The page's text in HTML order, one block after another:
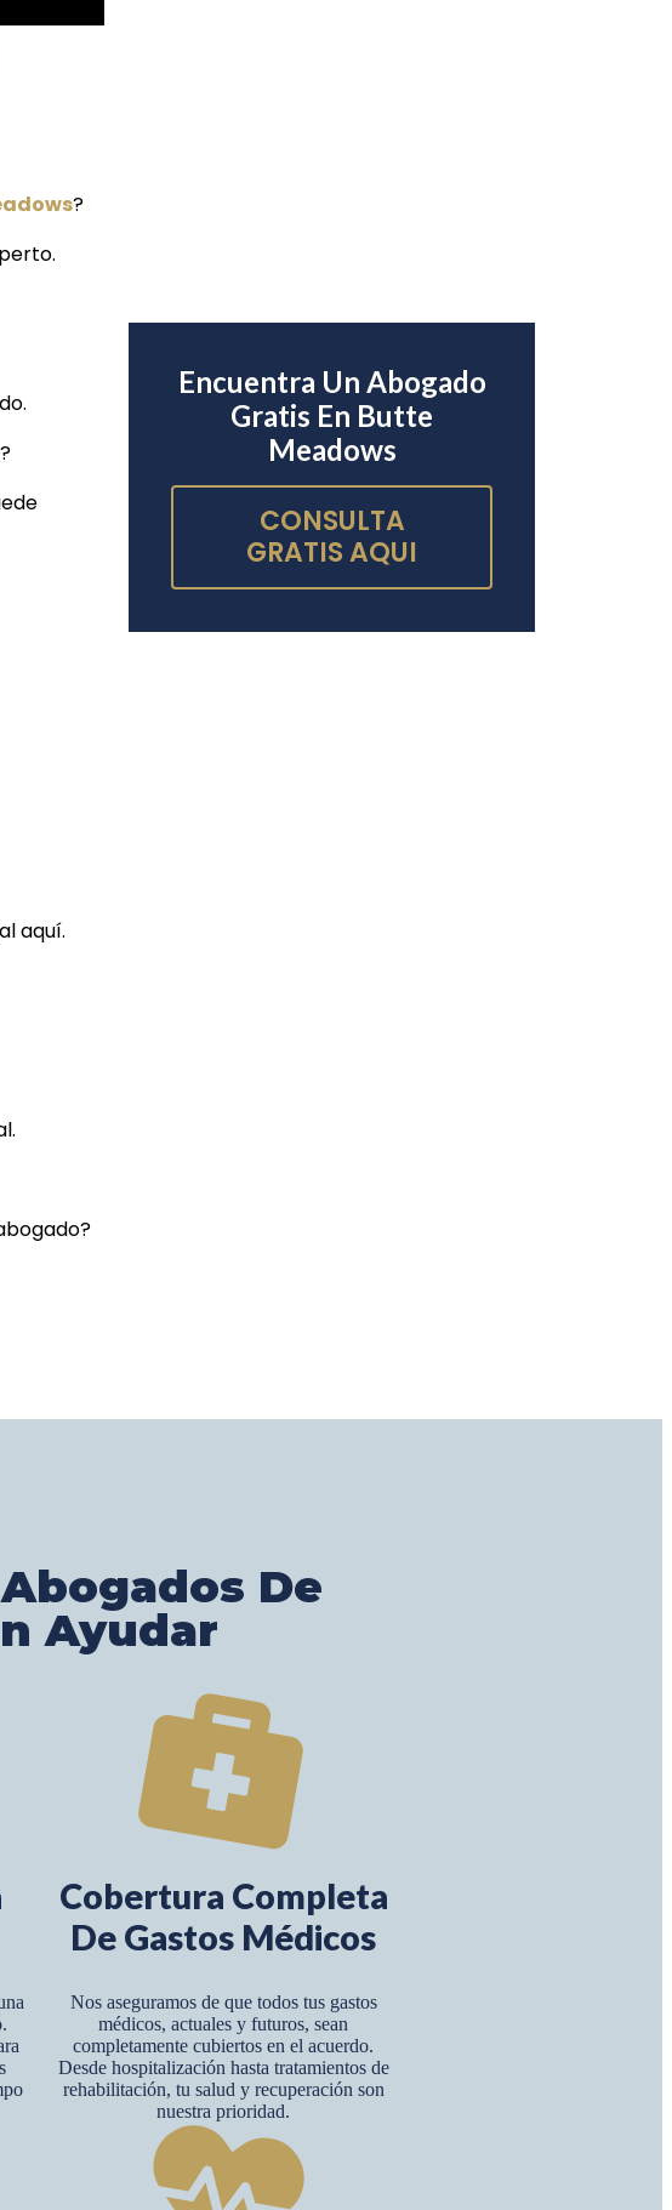
?
aquí.
Encuentra Un Abogado
Gratis En Butte
Meadows
CONSULTA
GRATIS AQUI
De
Ayudar
Cobertura Completa
De Gastos Médicos
Nos aseguramos de que todos tus gastos
médicos, actuales y futuros, sean
completamente cubiertos en el acuerdo.
Desde hospitalización hasta tratamientos de
rehabilitación, tu salud y recuperación son
nuestra prioridad.